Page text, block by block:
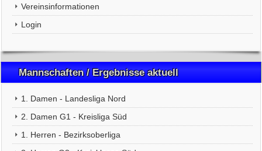
Login
Vereinsinformationen
Login
Mannschaften / Ergebnisse aktuell
1. Damen - Landesliga Nord
2. Damen G1 - Kreisliga Süd
1. Herren - Bezirksoberliga